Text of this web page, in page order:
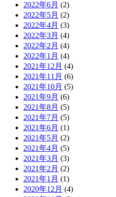
2022年6月 (2)
2022年5月 (2)
2022年4月 (3)
2022年3月 (4)
2022年2月 (4)
2022年1月 (4)
2021年12月 (4)
2021年11月 (6)
2021年10月 (5)
2021年9月 (6)
2021年8月 (5)
2021年7月 (5)
2021年6月 (1)
2021年5月 (2)
2021年4月 (5)
2021年3月 (3)
2021年2月 (2)
2021年1月 (1)
2020年12月 (4)